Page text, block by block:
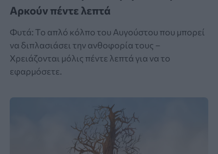
Αρκούν πέντε λεπτά
Φυτά: Το απλό κόλπο του Αυγούστου που μπορεί
να διπλασιάσει την ανθοφορία τους –
Χρειάζονται μόλις πέντε λεπτά για να το
εφαρμόσετε.